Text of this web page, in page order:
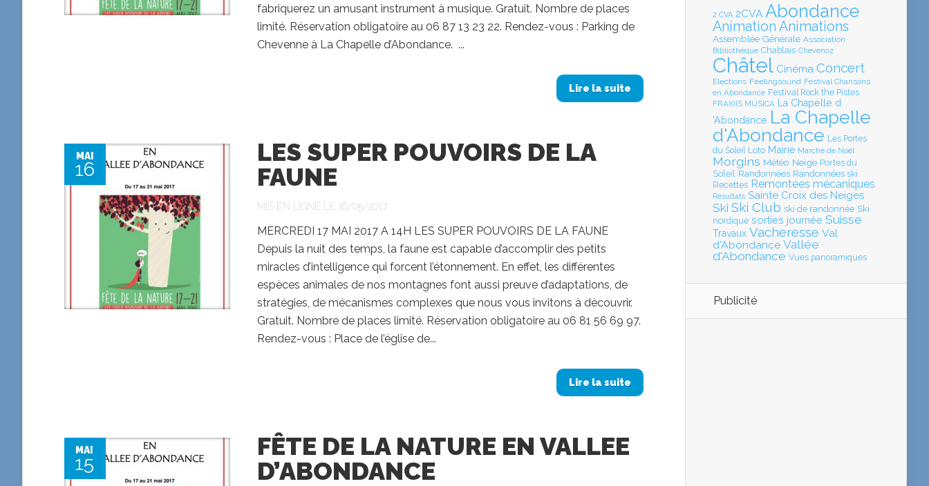
fabriquerez un amusant instrument à musique. Gratuit. Nombre de places
limité. Réservation obligatoire au 06 87 13 23 22. Rendez-vous : Parking de
Chevenne à La Chapelle d’Abondance. ...
Lire la suite
MAI
16
LES SUPER POUVOIRS DE LA
FAUNE
MIS EN LIGNE LE 16/05/2017
MERCREDI 17 MAI 2017 A 14H LES SUPER POUVOIRS DE LA FAUNE
Depuis la nuit des temps, la faune est capable d’accomplir des petits
miracles d’intelligence qui forcent l’étonnement. En effet, les différentes
espèces animales de nos montagnes font aussi preuve d’adaptations, de
stratégies, de mécanismes complexes que nous vous invitons à découvrir.
Gratuit. Nombre de places limité. Réservation obligatoire au 06 81 56 69 97.
Rendez-vous : Place de l’église de...
Lire la suite
MAI
15
FÊTE DE LA NATURE EN VALLEE
D’ABONDANCE
2 CVA 2CVA Abondance
Animation Animations
Assemblée Générale Association
Bibliothèque Chablais Chevenoz
Châtel Cinéma Concert
Elections Feelingsound Festival Chansons
en Abondance Festival Rock the Pistes
FRAXIIS MUSICA
La Chapelle d
'Abondance La Chapelle
d'Abondance Les Portes
du Soleil Loto Mairie Marché de Noël
Morgins Météo Neige Portes du
Soleil Randonnées Randonnées ski
Recettes Remontées mécaniques
Résultats Sainte Croix des Neiges
Ski Ski Club ski de randonnée Ski
nordique sorties journée Suisse
Travaux Vacheresse Val
d'Abondance Vallée
d'Abondance Vues panoramiques
Publicité